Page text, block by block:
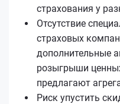
страхования у
Отсутствие
страховых
дополнительные
розыгрыши
предлагают
Риск упустить